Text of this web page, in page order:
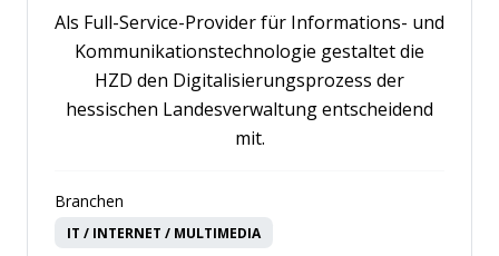
Als Full-Service-Provider für Informations- und
Kommunikationstechnologie gestaltet die
HZD den Digitalisierungsprozess der
hessischen Landesverwaltung entscheidend
mit.
Branchen
IT / INTERNET / MULTIMEDIA